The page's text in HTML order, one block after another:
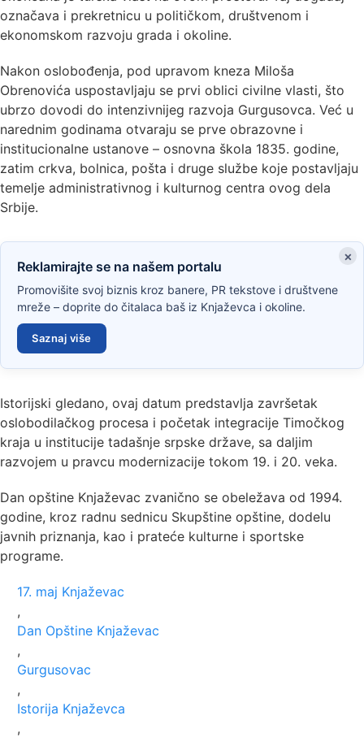
označava i prekretnicu u političkom, društvenom i
ekonomskom razvoju grada i okoline.
Nakon oslobođenja, pod upravom kneza Miloša
Obrenovića uspostavljaju se prvi oblici civilne vlasti, što
ubrzo dovodi do intenzivnijeg razvoja Gurgusovca. Već u
narednim godinama otvaraju se prve obrazovne i
institucionalne ustanove – osnovna škola 1835. godine,
zatim crkva, bolnica, pošta i druge službe koje postavljaju
temelje administrativnog i kulturnog centra ovog dela
Srbije.
×
Reklamirajte se na našem portalu
Promovišite svoj biznis kroz banere, PR tekstove i društvene
mreže – doprite do čitalaca baš iz Knjaževca i okoline.
Saznaj više
Istorijski gledano, ovaj datum predstavlja završetak
oslobodilačkog procesa i početak integracije Timočkog
kraja u institucije tadašnje srpske države, sa daljim
razvojem u pravcu modernizacije tokom 19. i 20. veka.
Dan opštine Knjaževac zvanično se obeležava od 1994.
godine, kroz radnu sednicu Skupštine opštine, dodelu
javnih priznanja, kao i prateće kulturne i sportske
programe.
17. maj Knjaževac
,
Dan Opštine Knjaževac
,
Gurgusovac
,
Istorija Knjaževca
,